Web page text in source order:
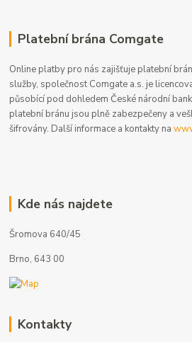
Platební brána Comgate
Online platby pro nás zajišťuje platební
služby, společnost Comgate a.s. je
působící pod dohledem České národní
platební bránu jsou plně zabezpečeny a
šifrovány. Další informace a kontakty na
Kde nás najdete
Šromova 640/45
Brno, 643 00
Kontakty